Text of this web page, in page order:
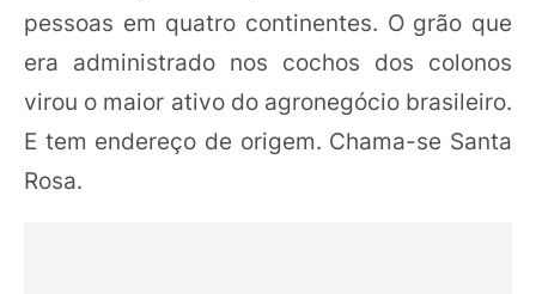
pessoas em quatro continentes. O grão que
era administrado nos cochos dos colonos
virou o maior ativo do agronegócio brasileiro.
E tem endereço de origem. Chama-se Santa
Rosa.